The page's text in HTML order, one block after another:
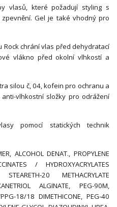
vlasů, které požadují styling s
Gel je také vhodný pro
Rock chrání vlas před dehydratací
vlákno před okolní vlhkostí a
silou č, 04, kofein pro ochranu a
vlhkostní složky pro odrážení
pomocí statických technik
ALCOHOL DENAT., PROPYLENE
/ HYDROXYACRYLATES
20 METHACRYLATE
ALGINATE, PEG-90M,
18/18 DIMETHICONE, PEG-40